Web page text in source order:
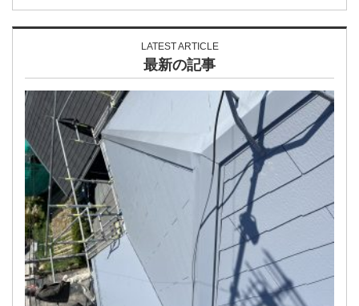
LATEST ARTICLE
最新の記事